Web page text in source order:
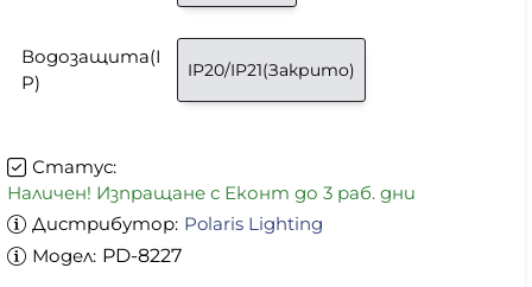
Статус:
Наличен! Изпращане с Еконт до 3 раб. дни
Дистрибутор: Polaris Lighting
Модел: PD-8227
Водозащита(I
P)
IP20/IP21(Закрито)